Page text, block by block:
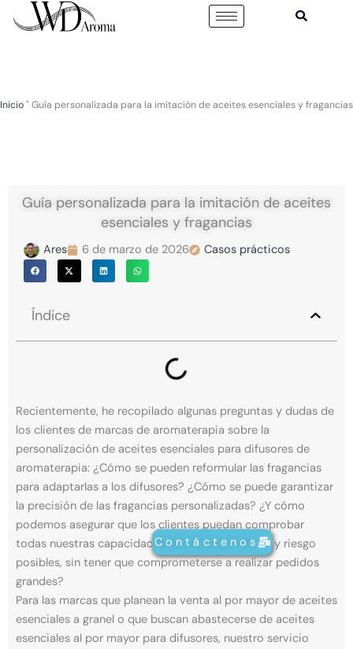
Inicio" Guía personalizada para la imitación de aceites esenciales y fragancias
Guía personalizada para la imitación de aceites
esenciales y fragancias
Ares 6 de marzo de 2026 Casos prácticos
Índice
Recientemente, he recopilado algunas preguntas y dudas de
los clientes de marcas de aromaterapia sobre la
personalización de aceites esenciales para difusores de
aromaterapia: ¿Cómo se pueden reformular las fragancias
para adaptarlas a los difusores? ¿Cómo se puede garantizar
la precisión de las fragancias personalizadas? ¿Y cómo
podemos asegurar que los clientes puedan comprobar
todas nuestras capacidades con el menor costo y riesgo
posibles, sin tener que comprometerse a realizar pedidos
grandes?
Para las marcas que planean la venta al por mayor de aceites
esenciales a granel o que buscan abastecerse de aceites
esenciales al por mayor para difusores, nuestro servicio
Contáctenos